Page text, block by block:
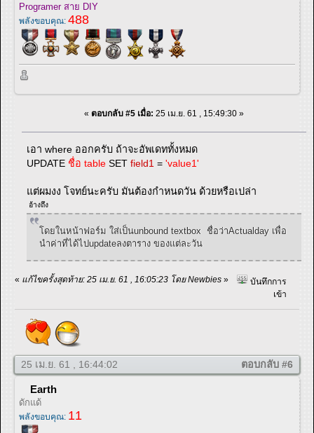
Programer สาย DIY
พลังขอบคุณ: 488
« ตอบกลับ #5 เมื่อ: 25 เม.ย. 61 , 15:49:30 »
เอา where ออกครับ ถ้าจะอัพเดททั้งหมด
UPDATE ชื่อ table SETfield1 ='value1'
แต่ผมงง โจทย์นะครับ มันต้องกำหนดวัน ด้วยหรือเปล่า
อ้างถึง
โดยในหน้าฟอร์ม ใส่เป็นunbound textbox ชื่อว่าActualday เพื่อ
นำค่าที่ได้ไปupdateลงตาราง ของแต่ละวัน
« แก้ไขครั้งสุดท้าย: 25 เม.ย. 61 , 16:05:23 โดย Newbies »
บันทึกการ
เข้า
25 เม.ย. 61 , 16:44:02 ตอบกลับ #6
Earth
ดักแด้
พลังขอบคุณ: 11